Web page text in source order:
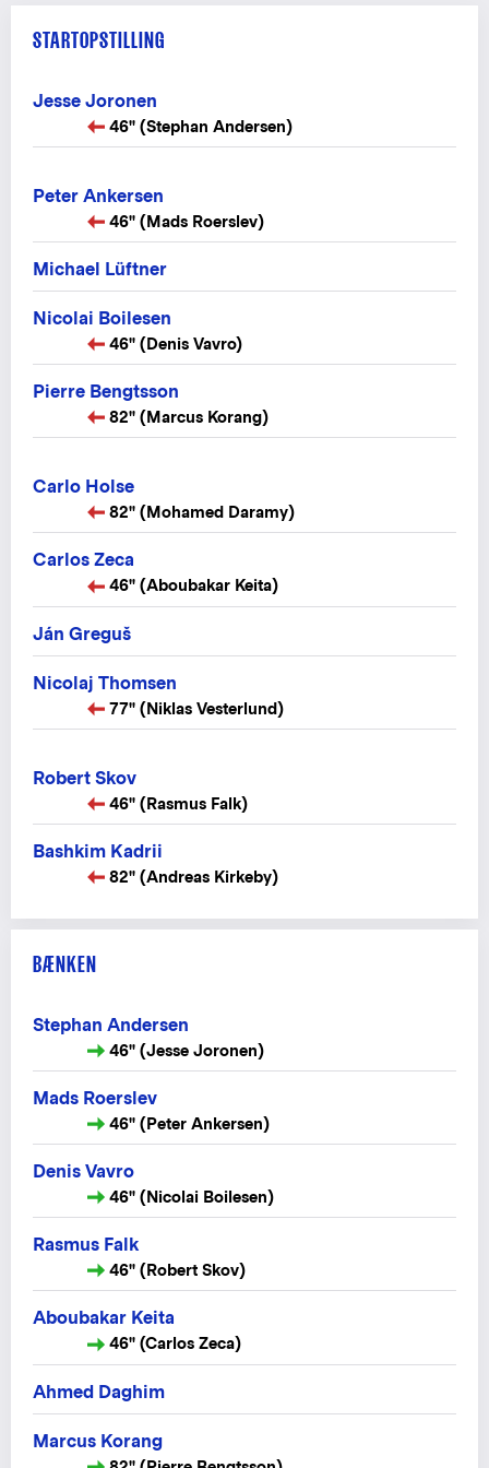
STARTOPSTILLING
Jesse Joronen
46" (Stephan Andersen)
Peter Ankersen
46" (Mads Roerslev)
Michael Lüftner
Nicolai Boilesen
46" (Denis Vavro)
Pierre Bengtsson
82" (Marcus Korang)
Carlo Holse
82" (Mohamed Daramy)
Carlos Zeca
46" (Aboubakar Keita)
Ján Greguš
Nicolaj Thomsen
77" (Niklas Vesterlund)
Robert Skov
46" (Rasmus Falk)
Bashkim Kadrii
82" (Andreas Kirkeby)
BÆNKEN
Stephan Andersen
46" (Jesse Joronen)
Mads Roerslev
46" (Peter Ankersen)
Denis Vavro
46" (Nicolai Boilesen)
Rasmus Falk
46" (Robert Skov)
Aboubakar Keita
46" (Carlos Zeca)
Ahmed Daghim
Marcus Korang